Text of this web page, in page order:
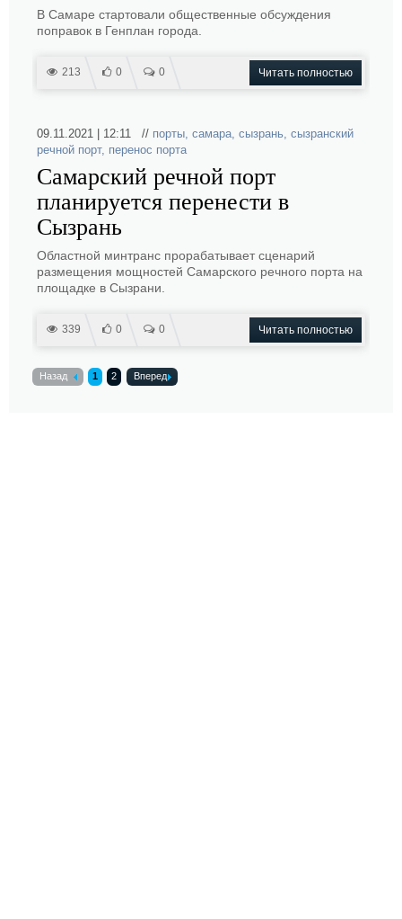
В Самаре стартовали общественные обсуждения
поправок в Генплан города.
213 0 0 Читать полностью
09.11.2021 | 12:11 // порты, самара, сызрань, сызранский
речной порт, перенос порта
Самарский речной порт
планируется перенести в
Сызрань
Областной минтранс прорабатывает сценарий
размещения мощностей Самарского речного порта на
площадке в Сызрани.
339 0 0 Читать полностью
Назад 1 2 Вперед